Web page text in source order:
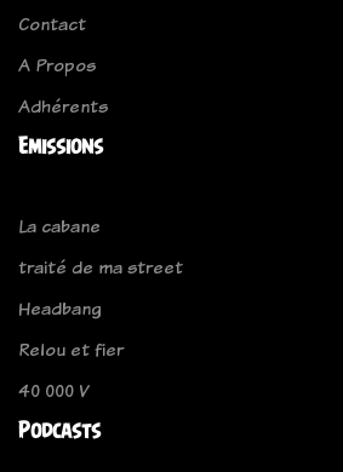
Contact
A Propos
Adhérents
Emissions
La cabane
traité de ma street
Headbang
Relou et fier
40 000 V
Podcasts